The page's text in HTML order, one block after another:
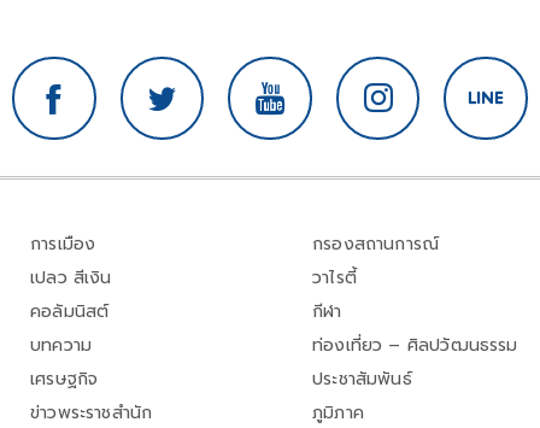
การเมือง
เปลว สีเงิน
คอลัมนิสต์
บทความ
เศรษฐกิจ
ข่าวพระราชสำนัก
กรองสถานการณ์
วาไรตี้
กีฬา
ท่องเที่ยว – ศิลปวัฒนธรรม
ประชาสัมพันธ์
ภูมิภาค